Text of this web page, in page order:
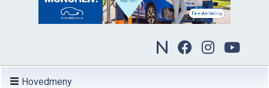
Hovedmeny